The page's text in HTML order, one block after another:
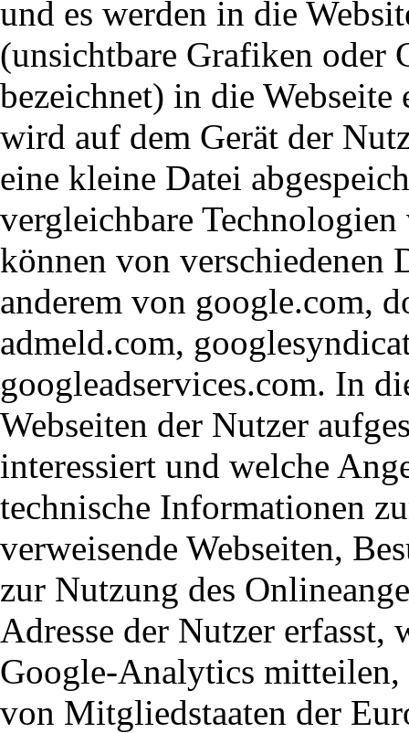
und es werden in die
(unsichtbare Grafiken oder
bezeichnet) in die
wird auf dem Gerät der
eine kleine Datei
vergleichbare
können von verschiedenen
anderem von google.com,
admeld.com,
googleadservices.com. In
Webseiten der Nutzer
interessiert und welche
technische Informationen
verweisende Webseiten,
zur Nutzung des
Adresse der Nutzer
Google-Analytics mitteilen,
von Mitgliedstaaten der